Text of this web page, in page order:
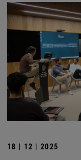
18 | 12 | 2025